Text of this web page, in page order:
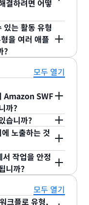
있습니다.
용하여 구축한 애
커머스, 인프라
인, 비즈니스 프
다. 사례에 대한
결할 수 있는 사
조하세요.
하고 있는지에 대
플리케이션을 조
있지만, Amazon
션 수준의 기능과
니다.
을 결정하려면
다 사용해 보는
악하여 실패한 청
Amazon
. 대형 카탈로그
제품을 배치로 나
에 처리할 수 있습
터 센터 서버에서
변환합니다. 이
RUI(Requester
입니다. 이 CSV
Task)를
생성된 CSV를 역
돌립니다. 이 결과
이 지급됩니다.
처리하지만 합격
록 SWF는 실행
으로 기록합니
실행에 대해 고
새 내역이 시작
입력 데이터와 같
에 워커가 활동
및 출력 데이터
을 업데이트합니
을 때, 그 실행 내
SWF는 의사 결
역에 정확하게 반
역을 사용하여 이
확인하고 다음 단
.
유형에 대한 기
SWF에 요
커는 어떤 작업 목
니다. 그 목록에서
가 응답하며 작
.
업 목록과 각 목록
니다. 이렇게 하면
있는 작업만 받게
보고를 반환합니
한 작업 결과를
사용할 수 있도
서와 마찬가지로
에 대한 종속 관
과를 사용할 수 있
내부적으로는 프
로부터 워커 및
적시에 해당 메
SWF로 반환
임워크로
하는 AWS
리케이션 개발에
래밍을 통합할
연결이 1분 동안
사용 가능한 작
청에 대한 응답으
지되기 때문에 그
링은 실행되지
장점을 유지하면
장점을 애플리케
상의 실행을 허
충족할 수 있습니
사용자 등록 작업
제출 버튼을 클
주소가 실행에 대
실행이 이미 존
다. 등록 과정이 진
번 이상 클릭할
추가 코드는 필
또는 실패와 관계
로 실행을 시작할
실행의 새 작업
는 다르게 됩니
해 생성되는 것
행이 여러 개 있
됩니다. 자동 크
API를 통해 제
있습니다. 예를 들
작업 수를 제공
작업 부하를 처리
기 작업 숫자가 임
를 추가하도록 설
정보를 사용하
에 따라 실행 규모
정한 시간 범위
수 등 워크플로우
있습니다. 이 시각
터링 애플리케이
결하려면 어떻
Console 및 시
수 있습니다. 사
수 있습니다. 예를
간 간격, 현재 상
애 모드(예:
니다. 여러 워크
최대 5개까지
하여 워크플로 실
를 그 실행에 연결
에서 이 태그
수 있습니다.
면 시간 기준 검색
을 추출합니다. 그
수준의 상세 정
있는 활동 유형
을 여러 애플
?
일한 도메인에 등
동일한 활동 유
하려면 다양한 디
할 때 그 활동을
록에 작업을 추가
다양한 모든 애
수 있습니다. 활동
지 알 수 있도록
를 배포하려면 다
.작업자 또는 의
만 수행하도록 하
십시오.
모두 열기
Amazon SWF
까?
에 액세스할 수 있
사용자는 SWF
액세스할 수 있
습니까?
사용하여
처리 결과를 반
에 요청을 시작
방화벽을 구성할
노출하는 것
용하여 Amazon
과를 반환합니다.
노출할 필요가 없
작한 경우에만
작업을 안정
니까?
장하는 유용한 기
이 중복 없이 한
모두 열기
크플로 유형,